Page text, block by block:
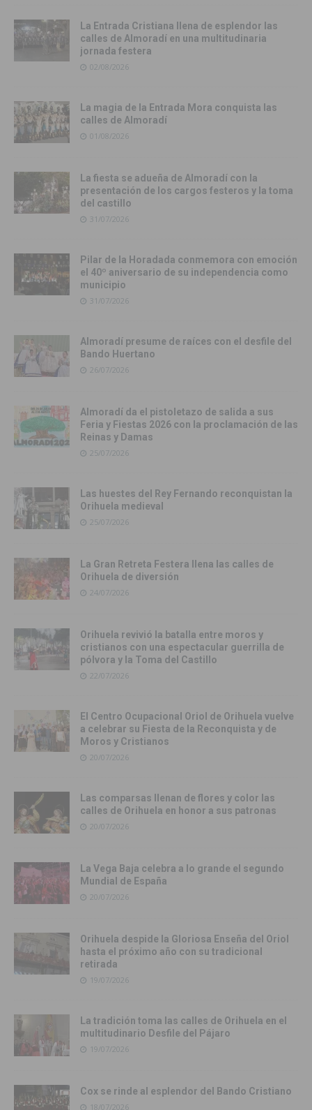
La Entrada Cristiana llena de esplendor las
calles de Almoradí en una multitudinaria
jornada festera
02/08/2026
La magia de la Entrada Mora conquista las
calles de Almoradí
01/08/2026
La fiesta se adueña de Almoradí con la
presentación de los cargos festeros y la toma
del castillo
31/07/2026
Pilar de la Horadada conmemora con emoción
el 40º aniversario de su independencia como
municipio
31/07/2026
Almoradí presume de raíces con el desfile del
Bando Huertano
26/07/2026
Almoradí da el pistoletazo de salida a sus
Feria y Fiestas 2026 con la proclamación de las
Reinas y Damas
25/07/2026
Las huestes del Rey Fernando reconquistan la
Orihuela medieval
25/07/2026
La Gran Retreta Festera llena las calles de
Orihuela de diversión
24/07/2026
Orihuela revivió la batalla entre moros y
cristianos con una espectacular guerrilla de
pólvora y la Toma del Castillo
22/07/2026
El Centro Ocupacional Oriol de Orihuela vuelve
a celebrar su Fiesta de la Reconquista y de
Moros y Cristianos
20/07/2026
Las comparsas llenan de flores y color las
calles de Orihuela en honor a sus patronas
20/07/2026
La Vega Baja celebra a lo grande el segundo
Mundial de España
20/07/2026
Orihuela despide la Gloriosa Enseña del Oriol
hasta el próximo año con su tradicional
retirada
19/07/2026
La tradición toma las calles de Orihuela en el
multitudinario Desfile del Pájaro
19/07/2026
Cox se rinde al esplendor del Bando Cristiano
18/07/2026